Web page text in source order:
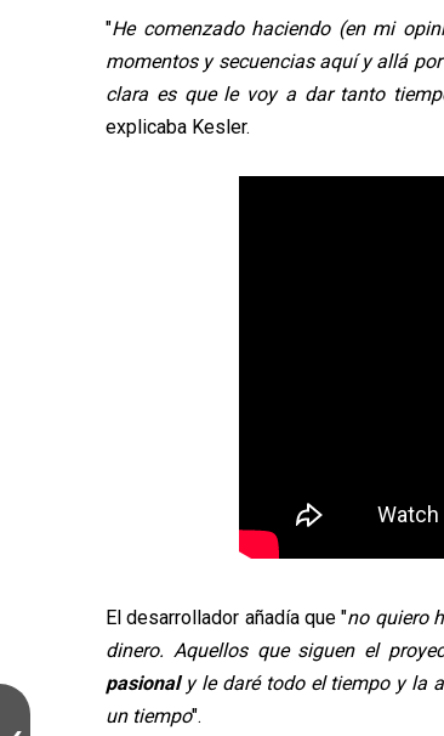
"He comenzado haciendo (en mi
momentos y secuencias aquí y allá
clara es que le voy a dar tanto
explicaba Kesler.
El desarrollador añadía que "no quiero
dinero. Aquellos que siguen el
pasional y le daré todo el tiempo y la
un tiempo".